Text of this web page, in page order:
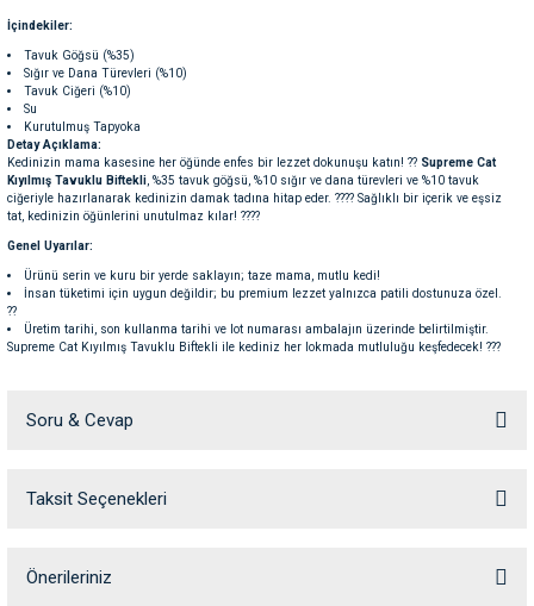
Temizlik
Besinler
Kemikleri
Seyahat Ürünleri
İçindekiler:
Tavuk Göğsü (%35)
Sığır ve Dana Türevleri (%10)
Tavuk Ciğeri (%10)
Su
Kurutulmuş Tapyoka
Detay Açıklama:
Kedinizin mama kasesine her öğünde enfes bir lezzet dokunuşu katın! ?? Supreme Cat
Kıyılmış Tavuklu Biftekli , %35 tavuk göğsü, %10 sığır ve dana türevleri ve %10 tavuk
ciğeriyle hazırlanarak kedinizin damak tadına hitap eder. ???? Sağlıklı bir içerik ve eşsiz
tat, kedinizin öğünlerini unutulmaz kılar! ????
Genel Uyarılar:
Ürünü serin ve kuru bir yerde saklayın; taze mama, mutlu kedi!
İnsan tüketimi için uygun değildir; bu premium lezzet yalnızca patili dostunuza özel.
??
Üretim tarihi, son kullanma tarihi ve lot numarası ambalajın üzerinde belirtilmiştir.
Supreme Cat Kıyılmış Tavuklu Biftekli ile kediniz her lokmada mutluluğu keşfedecek! ???
Soru & Cevap
Ürün hakkında henüz soru sorulmamış.
Taksit Seçenekleri
Önerileriniz